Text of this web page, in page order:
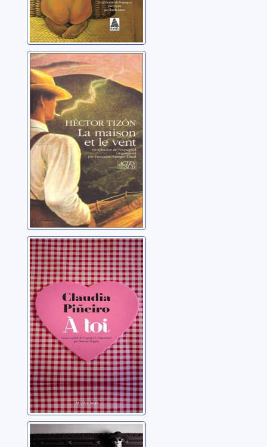
La maison et le
vent
Tizón, Héctor
À toi: roman
Piñeiro, Claudia
Betibou